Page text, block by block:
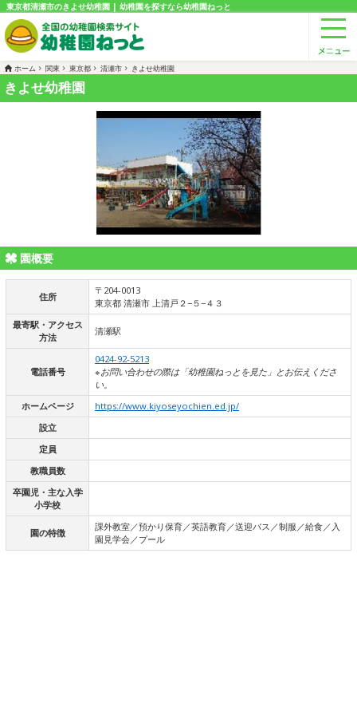
東京都清瀬市のきよせ幼稚園 | 幼稚園を探すなら幼稚園ねっと
ホーム 関東 東京都 清瀬市 きよせ幼稚園
きよせ幼稚園
園概要
住所
〒204-0013
東京都 清瀬市 上清戸２−５−４３
最寄駅・アクセス
方法
清瀬駅
電話番号
0424-92-5213
※お問い合わせの際は「幼稚園ねっとを見た」とお伝えくださ
い。
ホームページ
https://www.kiyoseyochien.ed.jp/
設立
定員
教職員数
卒園児・主な入学
小学校
園の特徴
課外教室／預かり保育／英語教育／送迎バス／制服／給食／入
園見学会／プール